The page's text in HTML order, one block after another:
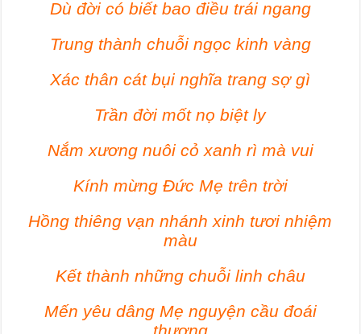
Dù đời có biết bao điều trái ngang
Trung thành chuỗi ngọc kinh vàng
Xác thân cát bụi nghĩa trang sợ gì
Trần đời mốt nọ biệt ly
Nắm xương nuôi cỏ xanh rì mà vui
Kính mừng Đức Mẹ trên trời
Hồng thiêng vạn nhánh xinh tươi nhiệm
màu
Kết thành những chuỗi linh châu
Mến yêu dâng Mẹ nguyện cầu đoái